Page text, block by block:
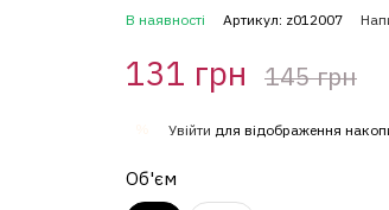
В наявності Артикул: z012007
131 грн 145 грн
Увійти для відображення
Об'єм